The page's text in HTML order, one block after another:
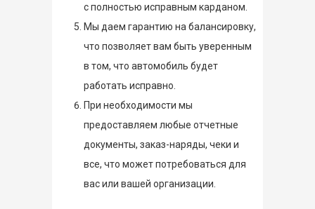
с полностью исправным карданом.
Мы даем гарантию на балансировку,
что позволяет вам быть уверенным
в том, что автомобиль будет
работать исправно.
При необходимости мы
предоставляем любые отчетные
документы, заказ-наряды, чеки и
все, что может потребоваться для
вас или вашей организации.